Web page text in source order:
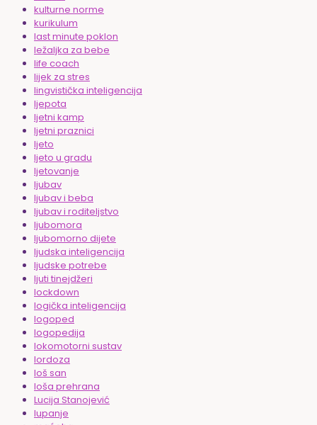
kulturne norme
kurikulum
last minute poklon
ležaljka za bebe
life coach
lijek za stres
lingvistička inteligencija
ljepota
ljetni kamp
ljetni praznici
ljeto
ljeto u gradu
ljetovanje
ljubav
ljubav i beba
ljubav i roditeljstvo
ljubomora
ljubomorno dijete
ljudska inteligencija
ljudske potrebe
ljuti tinejdžeri
lockdown
logička inteligencija
logoped
logopedija
lokomotorni sustav
lordoza
loš san
loša prehrana
Lucija Stanojević
lupanje